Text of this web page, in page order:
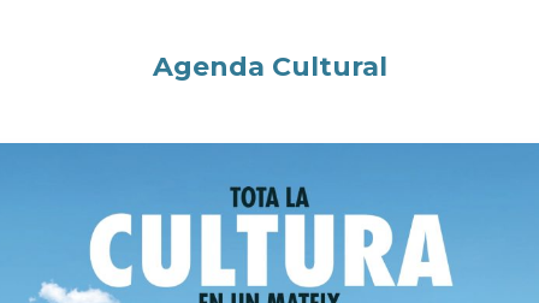
Agenda Cultural